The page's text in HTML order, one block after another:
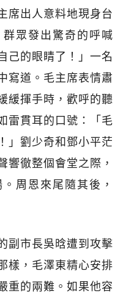
席出人意料地現身台
眾發出驚奇的呼喊
己的眼睛了！」一名
寫道。毛主席表情肅
緩揮手時，歡呼的聽
雷貫耳的口號：「毛
」劉少奇和鄧小平茫
響徹整個會堂之際，
周恩來尾隨其後，
副市長吳晗遭到攻擊
樣，毛澤東精心安排
重的兩難。如果他容